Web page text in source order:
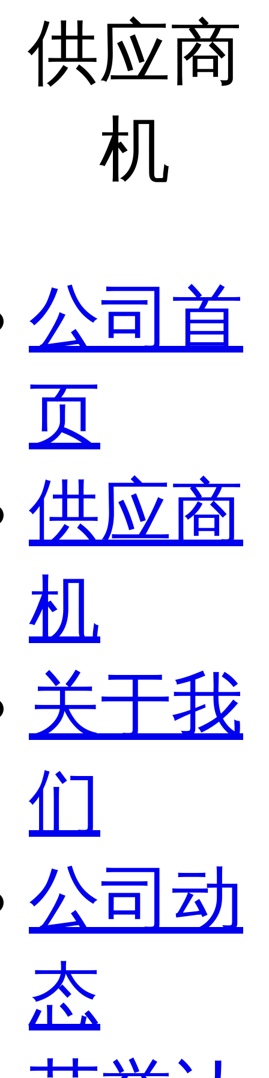
供应商
机
公司首
页
供应商
机
关于我
们
公司动
态